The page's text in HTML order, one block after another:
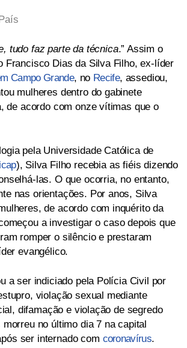
tudo faz parte da técnica.” Assim o
Francisco Dias da Silva Filho, ex-líder
Campo Grande, no Recife, assediou,
mulheres dentro do gabinete
de acordo com onze vítimas que o
pela Universidade Católica de
), Silva Filho recebia as fiéis dizendo
las. O que ocorria, no entanto,
nas orientações. Por anos, Silva
de acordo com inquérito da
a investigar o caso depois que
romper o silêncio e prestaram
evangélico.
a ser indiciado pela Polícia Civil por
violação sexual mediante
difamação e violação de segredo
no último dia 7 na capital
ser internado com coronavírus.